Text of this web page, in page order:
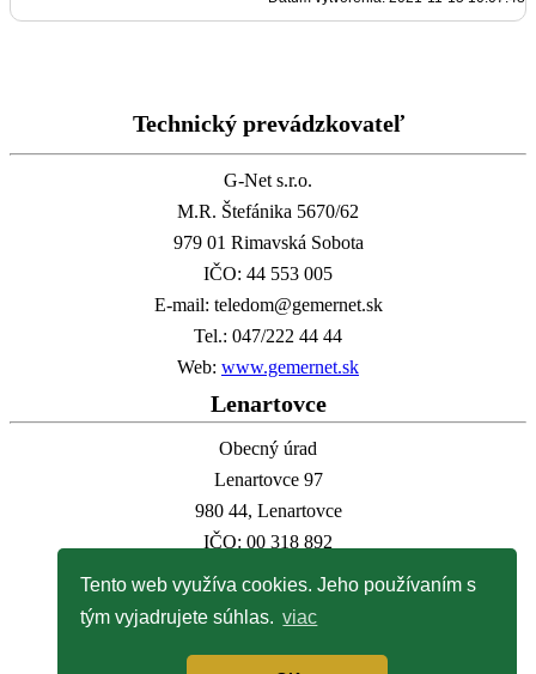
Tento web využíva cookies. Jeho používaním s
tým vyjadrujete súhlas. viac
Technický prevádzkovateľ
G-Net s.r.o.
M.R. Štefánika 5670/62
979 01 Rimavská Sobota
IČO: 44 553 005
E-mail: teledom@gemernet.sk
Tel.: 047/222 44 44
Web: www.gemernet.sk
Lenartovce
Obecný úrad
Lenartovce 97
980 44, Lenartovce
IČO: 00 318 892
E-mail:
info@lenartovce.sk
Tel.: